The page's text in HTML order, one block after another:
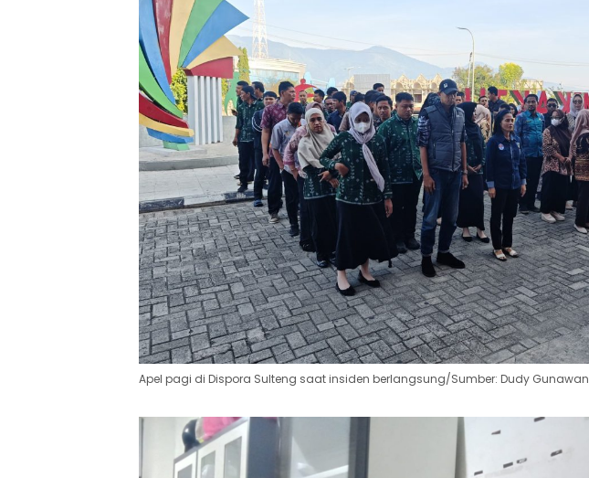
Apel pagi di Dispora Sulteng saat insiden berlangsung/Sumber: Dudy Gunawan